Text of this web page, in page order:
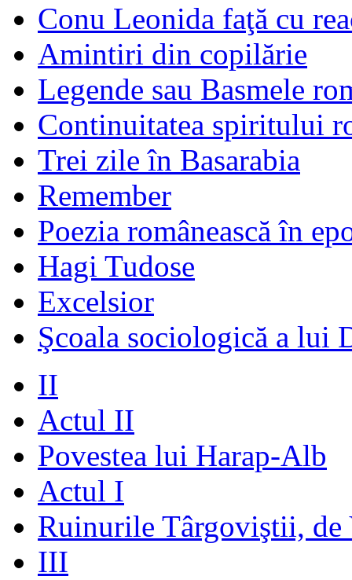
Conu Leonida faţă cu
Amintiri din copilărie
Legende sau Basmele
Continuitatea spiritului
Trei zile în Basarabia
Remember
Poezia românească în
Hagi Tudose
Excelsior
Şcoala sociologică a lui
II
Actul II
Povestea lui Harap-Alb
Actul I
Ruinurile Târgoviştii, de
III